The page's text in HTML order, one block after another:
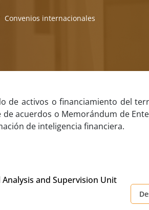
Convenios internacionales
de activos o financiamiento del
acuerdos o Memorándum de
de inteligencia financiera.
and Supervision Unit